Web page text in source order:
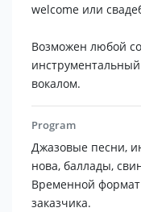
welcome или
Возможен любой
вокалом.
Program
Джазовые песни,
нова, баллады,
Временной
заказчика.